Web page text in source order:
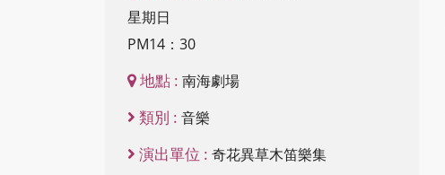
星期日
PM14：30
地點 : 南海劇場
類別 : 音樂
演出單位 : 奇花異草木笛樂集